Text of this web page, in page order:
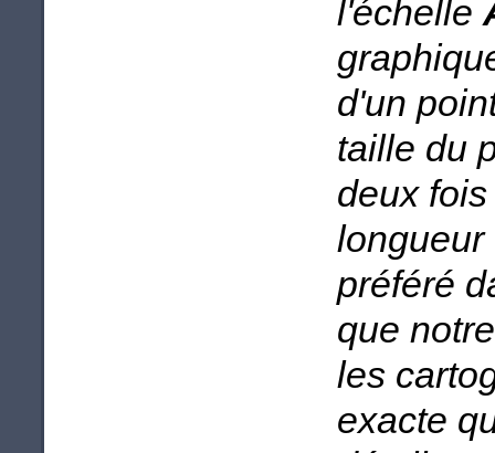
l'échelle
d'un
taille du
deux
longueur
préféré
que
les
exacte